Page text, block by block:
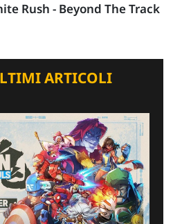
Rush - Beyond The Track
ARTICOLI